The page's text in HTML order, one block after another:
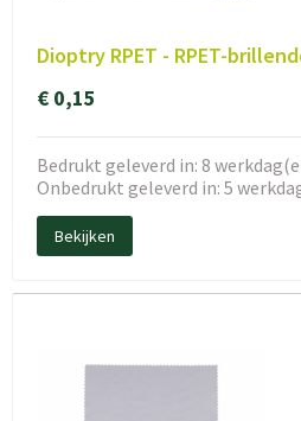
Dioptry RPET - RPET-
€ 0,15
Bedrukt geleverd in: 8
Onbedrukt geleverd in: 5
Bekijken